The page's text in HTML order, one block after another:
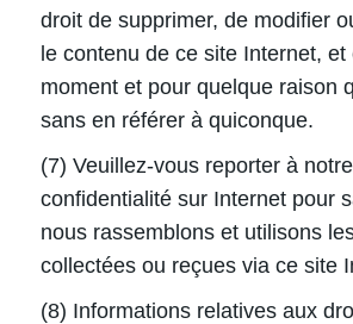
droit de supprimer, de modifier
le contenu de ce site Internet, et
moment et pour quelque raison
sans en référer à quiconque.
(7) Veuillez-vous reporter à
confidentialité sur Internet pour
nous rassemblons et utilisons
collectées ou reçues via ce site
(8) Informations relatives aux